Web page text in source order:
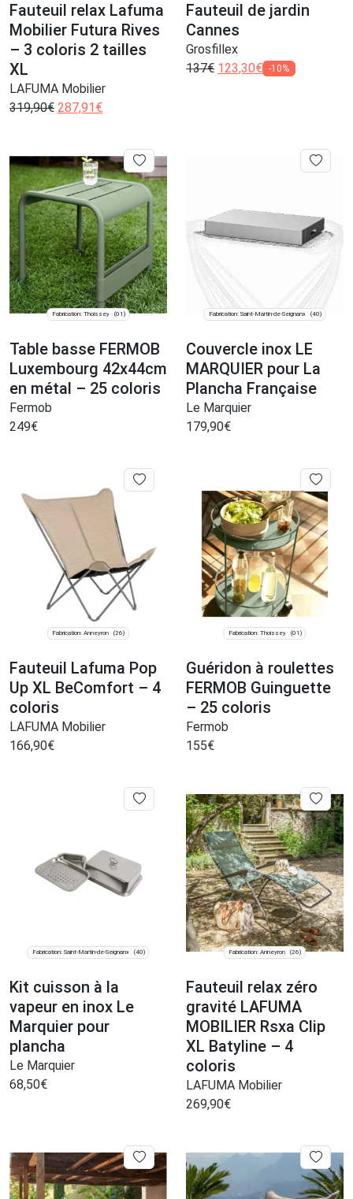
Fauteuil relax Lafuma
Mobilier Futura Rives
– 3 coloris 2 tailles
XL
LAFUMA Mobilier
319,90€ 287,91 €
Fauteuil de jardin
Cannes
Grosfillex
137€ 123,30€ -10%
Fabrication: Thoissey (01)
Table basse FERMOB
Luxembourg 42x44cm
en métal – 25 coloris
Fermob
249€
Fabrication: Saint-Martin-de-Seignanx (40)
Couvercle inox LE
MARQUIER pour La
Plancha Française
Le Marquier
179,90€
Fabrication: Anneyron (26)
Fauteuil Lafuma Pop
Up XL BeComfort – 4
coloris
LAFUMA Mobilier
166,90€
Fabrication: Thoissey (01)
Guéridon à roulettes
FERMOB Guinguette
– 25 coloris
Fermob
155€
Fabrication: Saint-Martin-de-Seignanx (40)
Kit cuisson à la
vapeur en inox Le
Marquier pour
plancha
Le Marquier
68,50€
Fabrication: Anneyron (26)
Fauteuil relax zéro
gravité LAFUMA
MOBILIER Rsxa Clip
XL Batyline – 4
coloris
LAFUMA Mobilier
269,90€